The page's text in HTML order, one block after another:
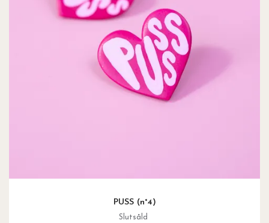
PUSS (n°4)
Slutsåld